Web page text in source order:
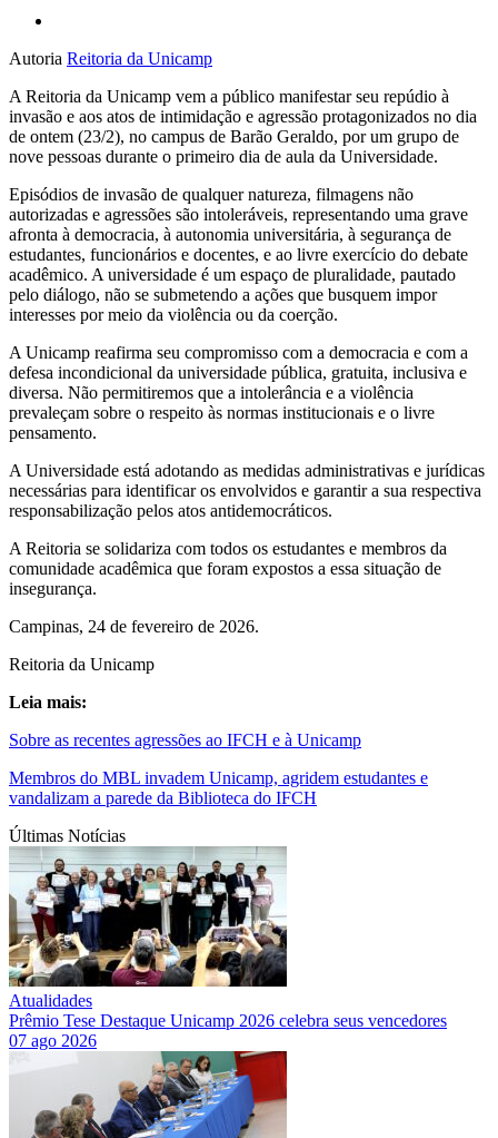
Autoria Reitoria da Unicamp
A Reitoria da Unicamp vem a público manifestar seu repúdio à
invasão e aos atos de intimidação e agressão protagonizados no dia
de ontem (23/2), no campus de Barão Geraldo, por um grupo de
nove pessoas durante o primeiro dia de aula da Universidade.
Episódios de invasão de qualquer natureza, filmagens não
autorizadas e agressões são intoleráveis, representando uma grave
afronta à democracia, à autonomia universitária, à segurança de
estudantes, funcionários e docentes, e ao livre exercício do debate
acadêmico. A universidade é um espaço de pluralidade, pautado
pelo diálogo, não se submetendo a ações que busquem impor
interesses por meio da violência ou da coerção.
A Unicamp reafirma seu compromisso com a democracia e com a
defesa incondicional da universidade pública, gratuita, inclusiva e
diversa. Não permitiremos que a intolerância e a violência
prevaleçam sobre o respeito às normas institucionais e o livre
pensamento.
A Universidade está adotando as medidas administrativas e jurídicas
necessárias para identificar os envolvidos e garantir a sua respectiva
responsabilização pelos atos antidemocráticos.
A Reitoria se solidariza com todos os estudantes e membros da
comunidade acadêmica que foram expostos a essa situação de
insegurança.
Campinas, 24 de fevereiro de 2026.
Reitoria da Unicamp
Leia mais:
Sobre as recentes agressões ao IFCH e à Unicamp
Membros do MBL invadem Unicamp, agridem estudantes e
vandalizam a parede da Biblioteca do IFCH
Últimas Notícias
Atualidades
Prêmio Tese Destaque Unicamp 2026 celebra seus vencedores
07 ago 2026